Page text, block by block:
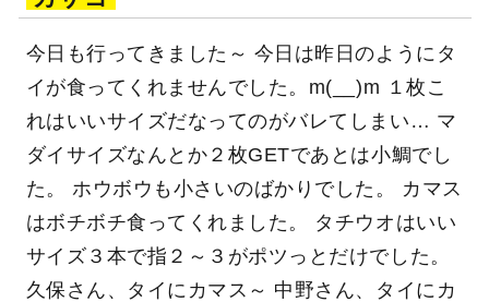
今日も行ってきました～ 今日は昨日のようにタ
イが食ってくれませんでした。m(__)m １枚こ
れはいいサイズだなってのがバレてしまい… マ
ダイサイズなんとか２枚GETであとは小鯛でし
た。 ホウボウも小さいのばかりでした。 カマス
はボチボチ食ってくれました。 タチウオはいい
サイズ３本で指２～３がポツっとだけでした。
久保さん、タイにカマス～ 中野さん、タイにカ